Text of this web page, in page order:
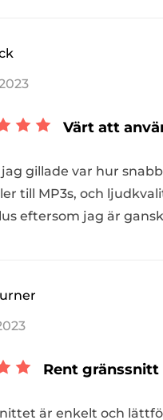
Värt att
jag gillade var hur
till MP3s, och
eftersom jag är
Rent
är enkelt och